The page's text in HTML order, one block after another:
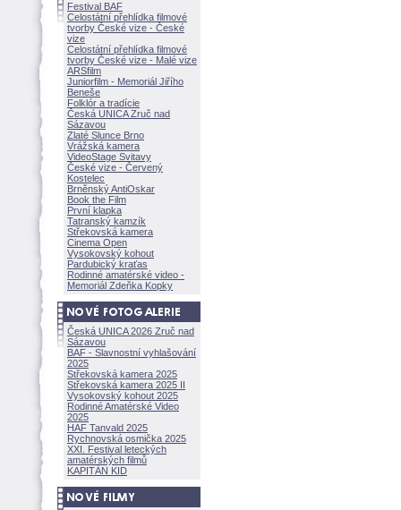
Festival BAF
Celostátní přehlídka filmové
tvorby České vize - České
vize
Celostátní přehlídka filmové
tvorby České vize - Malé vize
ARSfilm
Juniorfilm - Memoriál Jiřího
Beneše
Folklór a tradície
Česká UNICA Zruč nad
Sázavou
Zlaté Slunce Brno
Vrážská kamera
VideoStage Svitavy
České vize - Červený
Kostelec
Brněnský AntiOskar
Book the Film
První klapka
Tatranský kamzík
Střekovská kamera
Cinema Open
Vysokovský kohout
Pardubický kraťas
Rodinné amatérské video -
Memoriál Zdeňka Kopky
Česká UNICA 2026 Zruč nad
Sázavou
BAF - Slavnostní vyhlašování
2025
Střekovská kamera 2025
Střekovská kamera 2025 II
Vysokovský kohout 2025
Rodinné Amatérské Video
2025
HAF Tanvald 2025
Rychnovská osmička 2025
XXI. Festival leteckých
amatérských filmů
KAPITÁN KID